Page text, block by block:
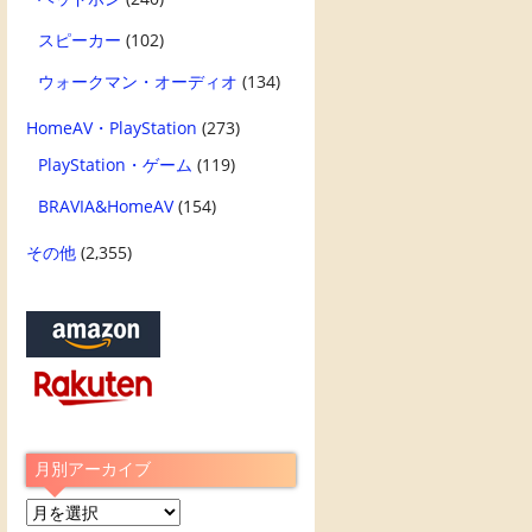
スピーカー (102)
ウォークマン・オーディオ (134)
HomeAV・PlayStation (273)
PlayStation・ゲーム (119)
BRAVIA&HomeAV(154)
その他(2,355)
月別アーカイブ
月